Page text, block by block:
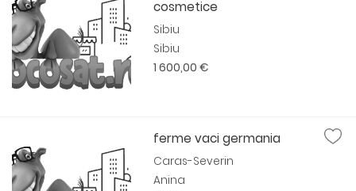
cosmetice
Sibiu
Sibiu
1 600,00 €
ferme vaci germania
Caras-Severin
Anina